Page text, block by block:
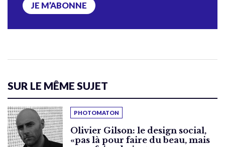
JE M’ABONNE
SUR LE MÊME SUJET
PHOTOMATON
Olivier Gilson: le design social,
«pas là pour faire du beau, mais